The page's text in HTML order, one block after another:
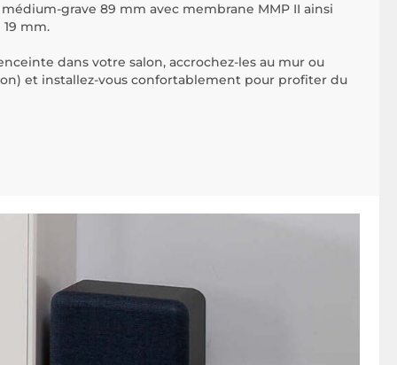
grave 89 mm avec membrane MMP II ainsi
mm.
dans votre salon, accrochez-les au mur ou
et installez-vous confortablement pour profiter du